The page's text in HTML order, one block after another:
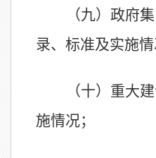
（九）政府
录、标准及实施情
（十）重大
施情况；